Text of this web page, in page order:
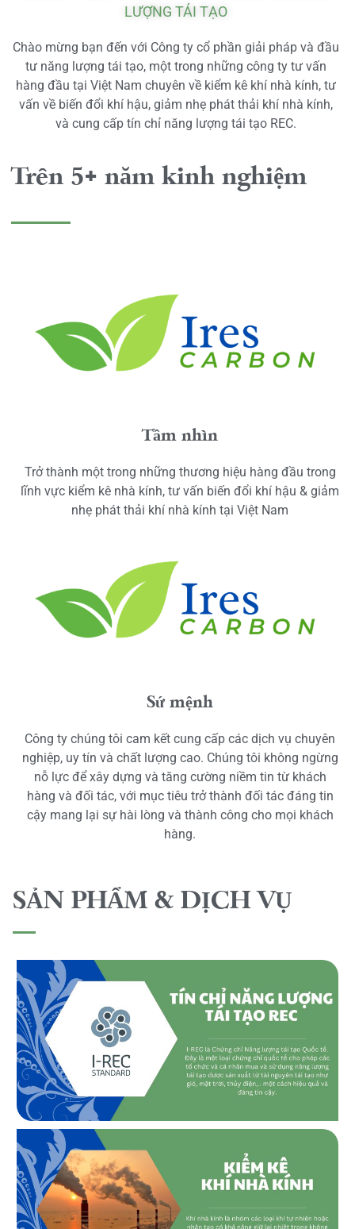
LƯỢNG TÁI TẠO
Chào mừng bạn đến với Công ty cổ phần giải pháp và đầu
tư năng lượng tái tạo, một trong những công ty tư vấn
hàng đầu tại Việt Nam chuyên về kiểm kê khí nhà kính, tư
vấn về biến đổi khí hậu, giảm nhẹ phát thải khí nhà kính,
và cung cấp tín chỉ năng lượng tái tạo REC.
Trên 5+ năm kinh nghiệm
Tầm nhìn
Trở thành một trong những thương hiệu hàng đầu trong
lĩnh vực kiểm kê nhà kính, tư vấn biến đổi khí hậu & giảm
nhẹ phát thải khí nhà kính tại Việt Nam
Sứ mệnh
Công ty chúng tôi cam kết cung cấp các dịch vụ chuyên
nghiệp, uy tín và chất lượng cao. Chúng tôi không ngừng
nỗ lực để xây dựng và tăng cường niềm tin từ khách
hàng và đối tác, với mục tiêu trở thành đối tác đáng tin
cậy mang lại sự hài lòng và thành công cho mọi khách
hàng.
SẢN PHẨM & DỊCH VỤ